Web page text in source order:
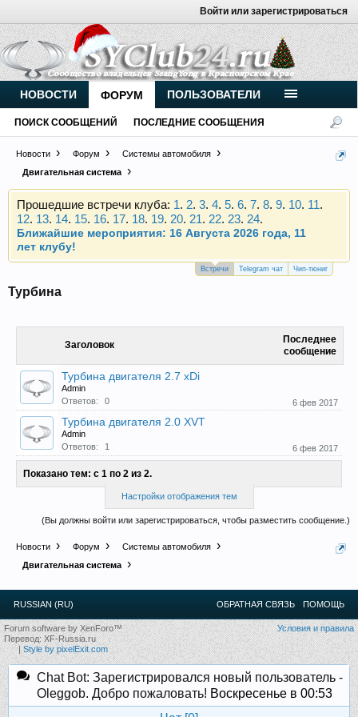
Войти или зарегистрироваться
Новости Форум
Системы автомобиля
Двигательная система
Внимание, новые участники нашего клуба!
Основное общение происходит вTelegram-чате.
Присоединяйтесь.
Чип-тюнинг (прошивка) дизелей от
Vahmurka
Прошедшие встречи клуба: 1. 2. 3. 4. 5. 6. 7. 8. 9. 10. 11.
12. 13. 14. 15. 16. 17. 18. 19. 20. 21. 22. 23. 24.
Ближайшие мероприятия: 16 Августа 2026 года, 11
лет клубу!
Внимание, новые участники нашего клуба!
Основное общение происходит в
Присоединяйтесь.
Чип-тюнинг (прошивка) дизелей от
Прошедшие встречи клуба: 10 .
.
12.13.14.15.16.17.18.19.20.21.22.23.24.
Ближайшие мероприятия: 16 Августа 2026 года, 11
лет клубу!
Встречи Telegram чат Чип-тюниг
Турбина
Заголовок
Последнее
сообщение
Турбина двигателя 2.7 xDi
Admin
Ответов:
0 6 фев 2017
Турбина двигателя 2.0 XVT
Admin
Ответов:
1 6 фев 2017
Показано тем: с 1 по 2 из 2.
Настройки отображения тем
(Вы должны войти или зарегистрироваться, чтобы разместить сообщение.)
Новости Форум
Системы автомобиля
Двигательная система
НОВОСТИ ФОРУМ
ПОИСК СООБЩЕНИЙ ПОСЛЕДНИЕ СООБЩЕНИЯ
ПОЛЬЗОВАТЕЛИ
RUSSIAN (RU) ОБРАТНАЯ СВЯЗЬ ПОМОЩЬ
Условия и правила
Forum software by XenForo™
Перевод:XF-Russia.ru
|Style by pixelExit.com
Chat Bot: Зарегистрировался новый пользователь -
Oleggob. Добро пожаловать! Воскресенье в 00:53